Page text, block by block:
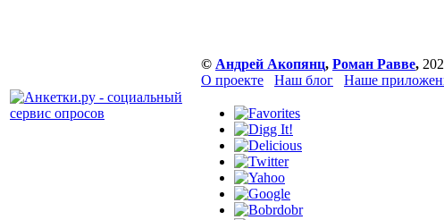
© Андрей Акопянц, Роман Равве,
О проекте
Наш блог Наше